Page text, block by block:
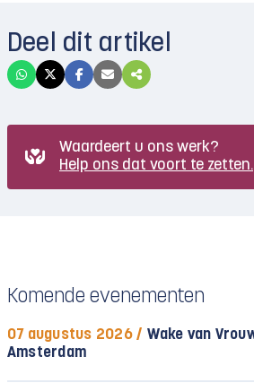
Deel dit artikel
Waardeert u ons werk?
Help ons dat voort te zetten.
Komende evenementen
07 augustus 2026 / Wake van
Amsterdam